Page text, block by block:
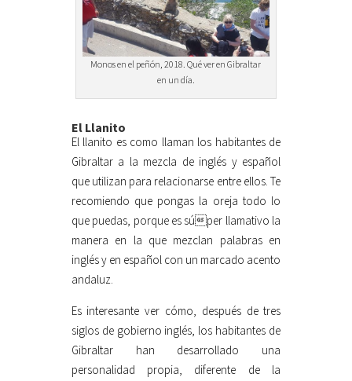
Monos en el peñón, 2018. Qué ver en Gibraltar
en un día.
El Llanito
El llanito es como llaman los habitantes de
Gibraltar a la mezcla de inglés y español
que utilizan para relacionarse entre ellos. Te
recomiendo que pongas la oreja todo lo
que puedas, porque es súper llamativo la
manera en la que mezclan palabras en
inglés y en español con un marcado acento
andaluz.
Es interesante ver cómo, después de tres
siglos de gobierno inglés, los habitantes de
Gibraltar han desarrollado una
personalidad propia, diferente de la